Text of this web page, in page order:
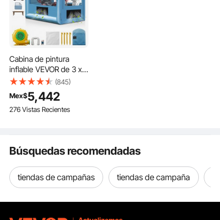
Cabina de pintura
inflable VEVOR de 3 x
2,5 x 2,5 m, con
potente soplador de
550 W y sistema de
filtro de aire, cabina de
(845)
Mex$5,442
276 Vistas Recientes
Búsquedas recomendadas
tiendas de campañas tiendas de campaña